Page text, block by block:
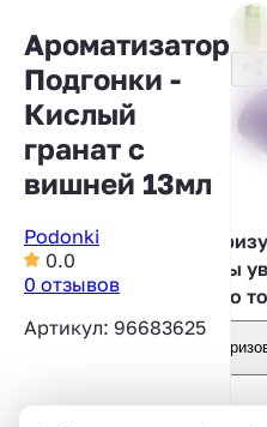
Ароматизатор
Подгонки -
Кислый
гранат с
вишней 13мл
Podonki
0.0
0 отзывов
Артикул: 96683625
чтобы
фото